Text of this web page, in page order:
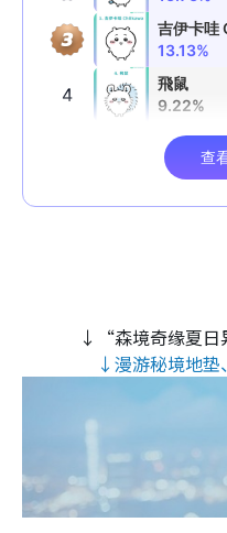
↓“森境奇缘夏日
↓漫游秘境地垫